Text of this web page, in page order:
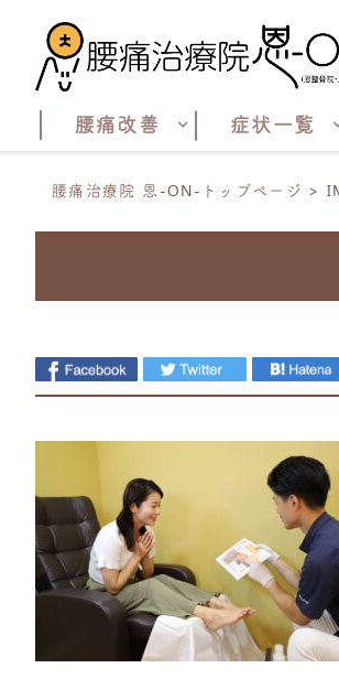
腰痛改善 症状一覧
腰痛治療院 恩-ON-トップページ